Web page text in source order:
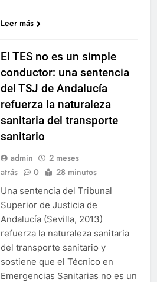
Leer más
El TES no es un simple
conductor: una sentencia
del TSJ de Andalucía
refuerza la naturaleza
sanitaria del transporte
sanitario
admin
2 meses
atrás
0 28 minutos
Una sentencia del Tribunal
Superior de Justicia de
Andalucía (Sevilla, 2013)
refuerza la naturaleza sanitaria
del transporte sanitario y
sostiene que el Técnico en
Emergencias Sanitarias no es un